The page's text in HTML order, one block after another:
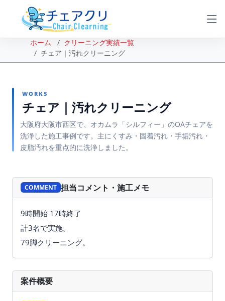
ホーム
クリーニング実績一覧
チェア｜汚れクリーニング
WORKS
チェア｜汚れクリーニング
大阪府大阪市西区で、オカムラ「シルフィー」のOAチェアを
洗浄した施工事例です。主にくすみ・固着汚れ・手垢汚れ・
皮脂汚れを重点的に洗浄しました。
BEFORE
COMMENT 担当コメント・施工メモ
9時開始 17時終了
計3名で実施。
79脚クリーニング。
案件概要